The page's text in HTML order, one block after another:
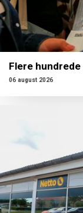
Flere
06 august 2026